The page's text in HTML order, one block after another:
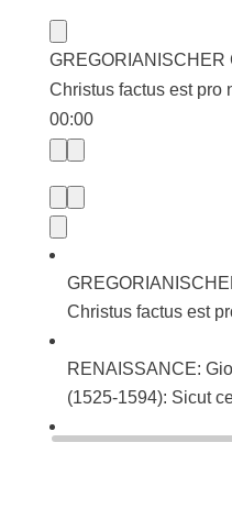
GREGORIANISCHER
Christus factus est pro
00:00
Christus factus est
RENAISSANCE:
(1525-1594): Sicut